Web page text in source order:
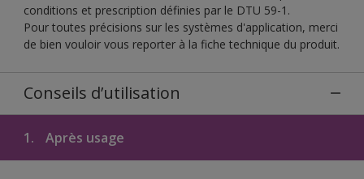
conditions et prescription définies par le DTU 59-1.
Pour toutes précisions sur les systèmes d'application, merci
de bien vouloir vous reporter à la fiche technique du produit.
Conseils d’utilisation
1. Après usage